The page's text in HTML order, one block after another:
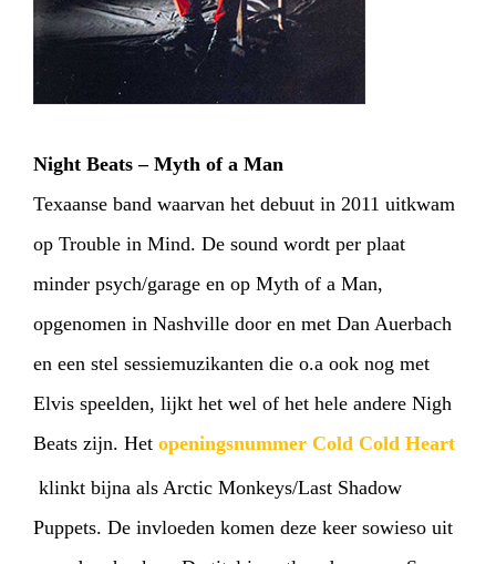
Night Beats – Myth of a Man
Texaanse band waarvan het debuut in 2011 uitkwam
op Trouble in Mind. De sound wordt per plaat
minder psych/garage en op Myth of a Man,
opgenomen in Nashville door en met Dan Auerbach
en een stel sessiemuzikanten die o.a ook nog met
Elvis speelden, lijkt het wel of het hele andere Nigh
Beats zijn. Het openingsnummer Cold Cold Heart
klinkt bijna als Arctic Monkeys/Last Shadow
Puppets. De invloeden komen deze keer sowieso uit